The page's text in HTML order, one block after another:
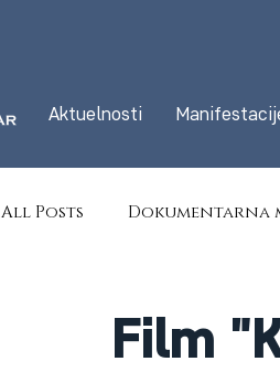
Aktuelnosti
All Posts Dokumentarna
Film